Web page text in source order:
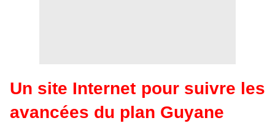
Un site Internet pour suivre les
avancées du plan Guyane